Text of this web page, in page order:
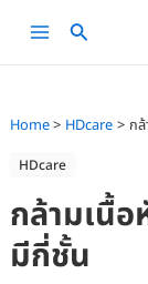
Main
Home HDcare ก
HDcare
กล้ามเนื้อ
มีกี่ชั้น